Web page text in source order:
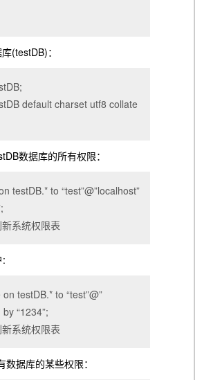
(testDB)：
default charset utf8 collate
数据库的所有权限：
testDB.* to “test”@”localhost”
系统权限表
:
testDB.* to “test”@”
“1234”;
系统权限表
数据库的某些权限：